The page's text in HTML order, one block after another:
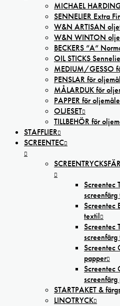
MICHAEL
SENNELIER Extra
W&N ARTISAN
W&N WINTON
BECKERS ”A”
OIL STICKS
MEDIUM/GESSO
PENSLAR för
MÅLARDUK för
PAPPER för
OLJESET
TILLBEHÖR för
STAFFLIER
SCREENTEC
Screentec
Screentec
textil
Screentec
Screentec
papper
Screentec
screenfärg
STARTPAKET &
LINOTRYCK